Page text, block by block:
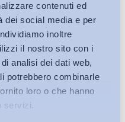
contenuti ed
dei social media e per
inoltre
il nostro sito con i
analisi dei dati web,
potrebbero combinarle
loro o che hanno
servizi.
221 cominceranno da
Regione è già stato
tra i curriculum dei ragazzi
Regione con il
18.995 assicurano che le
lunedì prossimo e